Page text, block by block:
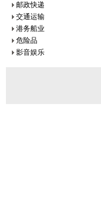
邮政快递
交通运输
港务船业
危险品
影音娱乐